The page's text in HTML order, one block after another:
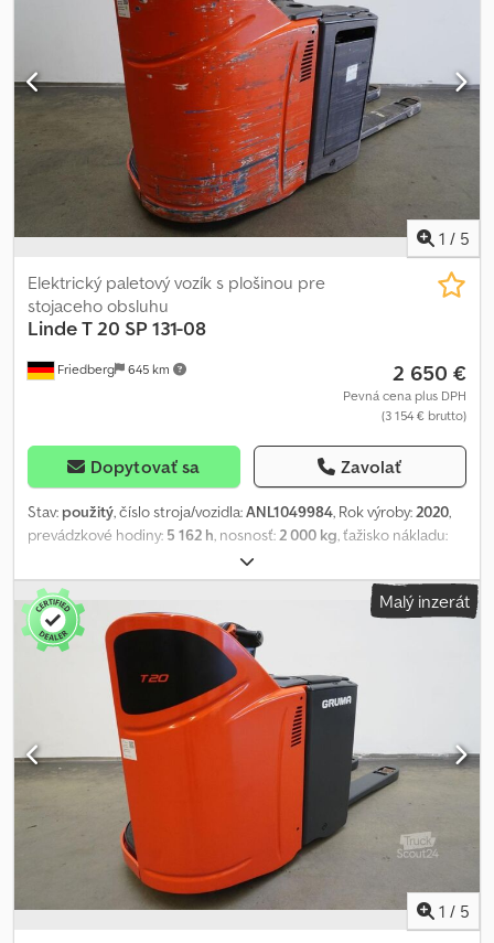
1 / 5
Friedberg 645 km
Elektrický paletový vozík s plošinou pre
stojaceho obsluhu
LindeT 20 SP 131-08
2 650 €
Pevná cena plus DPH
(3 154 € brutto)
Dopytovať sa Zavolať
Stav: použitý, číslo stroja/vozidla:ANL1049984, Rok výroby: 2020,
prevádzkové hodiny: 5 162 h , nosnosť: 2 000 kg , ťažisko nákladu:
460 Ach
nosiča vidlíc:540 mm, dĺžka vidlíc:1 150 mm, pohotovostná
hmotnosť:
, celková šírka: 790
mm, palivo: elektrina, - Aquamatic a elektrolytická cirkulácia v
batérii - vozidlová zásuvka REMA 160A - bočná výmena batérie
pomocou valcov - výška zdvíhacích vidiel: 540 – 1150 – 188 mm -
systém kontroly prístupu: LFM-RFID - detekcia kolízie - symetrické
dvojité pákové rameno Crsdpfxozq H Rhe Adtef - plne odpružené
pracovisko vodiča - LSP 0,6 Ref: ANL1049984
Malý inzerát
1 / 5